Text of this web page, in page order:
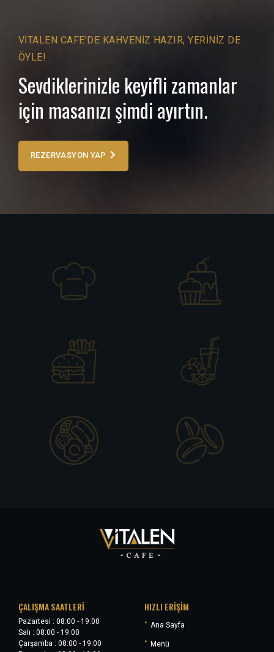
VITALEN CAFE’DE KAHVENIZ HAZIR, YERINIZ DE
ÖYLE!
Sevdiklerinizle keyifli zamanlar
için masanızı şimdi ayırtın.
REZERVASYON YAP
ÇALIŞMA SAATLERI
Pazartesi : 08:00 - 19:00
Salı : 08:00 - 19:00
Çarşamba : 08:00 - 19:00
HIZLI ERIŞIM
• Ana Sayfa
• Menü